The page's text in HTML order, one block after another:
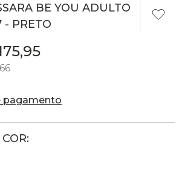
BE YOU ADULTO
- PRETO
,95
66
pagamento